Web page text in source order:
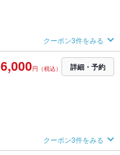
クーポン3件をみる
6,000円（税込） 詳細・予約
クーポン3件をみる